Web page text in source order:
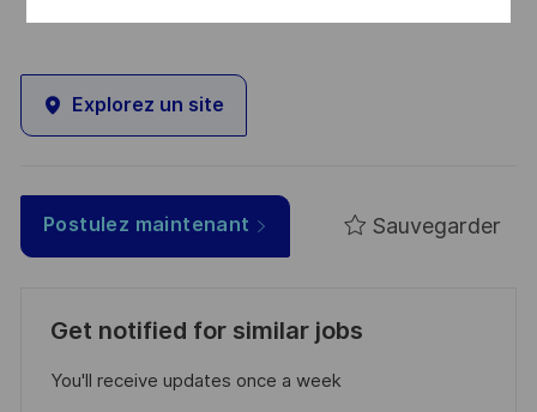
Explorez un site
Postulez maintenant Sauvegarder
Get notified for similar jobs
You'll receive updates once a week